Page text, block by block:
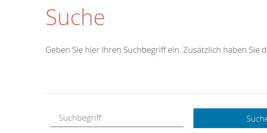
Suche
Hotline.
Geben Sie hier Ihren Suchbegriff ein. Zusätzlich haben Sie